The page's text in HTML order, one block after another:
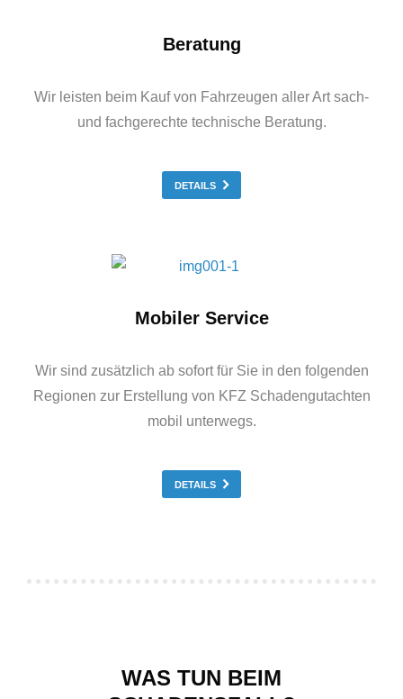
Beratung
Wir leisten beim Kauf von Fahrzeugen aller Art sach-
und fachgerechte technische Beratung.
DETAILS
Mobiler Service
Wir sind zusätzlich ab sofort für Sie in den folgenden
Regionen zur Erstellung von KFZ Schadengutachten
mobil unterwegs.
DETAILS
WAS TUN BEIM